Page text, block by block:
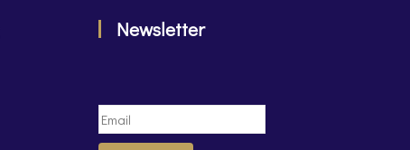
Newsletter